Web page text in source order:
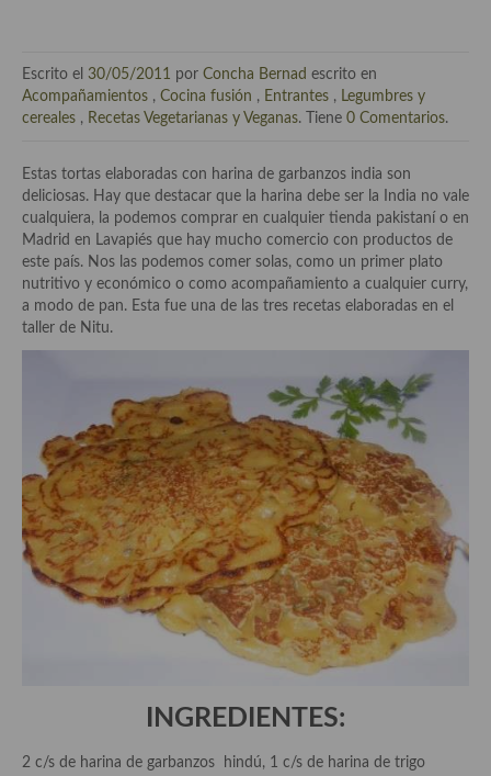
Tiendas especiales
Especias, hierbas, condimentos, espesantes y aditivos
Historia de la gastronomía, platos celebres, cocineros, críticos,
historias culinarias y otras cosas
Origen y evolución de la comida
Protocolo y buenas maneras.
Viajes eno-gastro-turísticos
En El Candelero
Las opiniones de la «Cocinera»
Prensa
Recetas
Aderezos, salsas, vinagretas, especias, hierbas aromáticas o
aditivos
Escrito el 30/05/2011 por Concha Bernad escrito en
Acompañamientos , Cocina fusión , Entrantes , Legumbres y
cereales , Recetas Vegetarianas y Veganas. Tiene 0 Comentarios.
Estas tortas elaboradas con harina de garbanzos india son
deliciosas. Hay que destacar que la harina debe ser la India no vale
cualquiera, la podemos comprar en cualquier tienda pakistaní o en
Madrid en Lavapiés que hay mucho comercio con productos de
este país. Nos las podemos comer solas, como un primer plato
nutritivo y económico o como acompañamiento a cualquier curry,
a modo de pan. Esta fue una de las tres recetas elaboradas en el
taller de Nitu.
INGREDIENTES:
2 c/s de harina de garbanzos hindú, 1 c/s de harina de trigo